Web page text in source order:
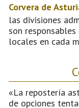
Corvera de
las divisiones
son
locales en cada
«La repostería
de opciones